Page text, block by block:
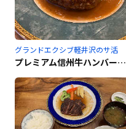
グランドエクシブ軽井沢のサ活
プレミアム信州牛ハンバーグ250g